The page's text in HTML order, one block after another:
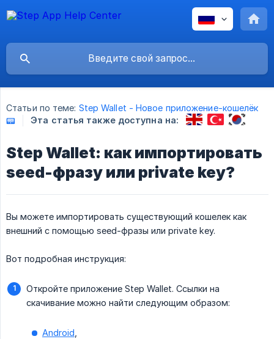
Статьи по теме: Step Wallet - Новое приложение-кошелёк
📟
Эта статья также доступна на:
Step Wallet: как импортировать
seed-фразу или private key?
Вы можете импортировать существующий кошелек как
внешний с помощью seed-фразы или private key.
Вот подробная инструкция:
Откройте приложение Step Wallet. Ссылки на
скачивание можно найти следующим образом:
Android